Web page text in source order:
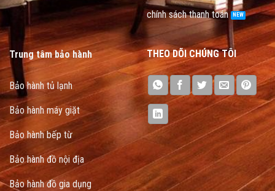
chính sách thanh toán
Trung tâm bảo hành
Bảo hành tủ lạnh
Bảo hành máy giặt
Bảo hành bếp từ
Bảo hành đồ nội địa
Bảo hành đồ gia dụng
THEO DÕI CHÚNG TÔI